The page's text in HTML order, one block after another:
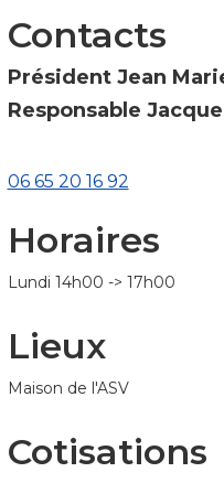
Contacts
Président Jean
Responsable
06 65 20 16 92
Horaires
Lundi 14h00 -> 17h00
Lieux
Maison de l'ASV
Cotisations